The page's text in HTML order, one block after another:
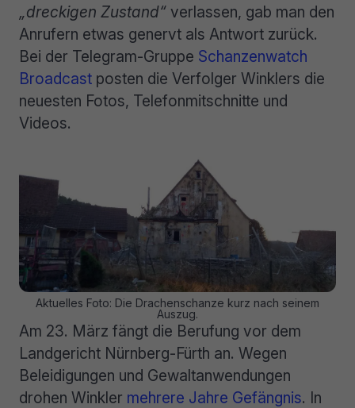
„dreckigen Zustand“ verlassen, gab man den
Anrufern etwas genervt als Antwort zurück.
Bei der Telegram-Gruppe Schanzenwatch
Broadcast posten die Verfolger Winklers die
neuesten Fotos, Telefonmitschnitte und
Videos.
Aktuelles Foto: Die Drachenschanze kurz nach seinem
Auszug.
Am 23. März fängt die Berufung vor dem
Landgericht Nürnberg-Fürth an. Wegen
Beleidigungen und Gewaltanwendungen
drohen Winkler mehrere Jahre Gefängnis. In